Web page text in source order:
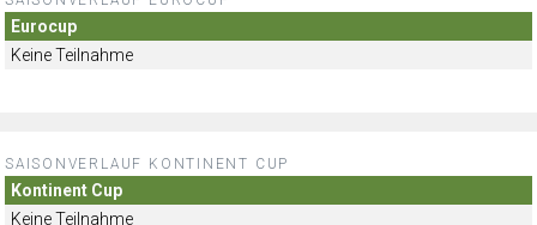
Eurocup
Keine Teilnahme
SAISONVERLAUF KONTINENT CUP
Kontinent Cup
Keine Teilnahme